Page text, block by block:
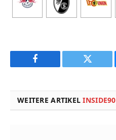
Facebook Twitter
WEITERE ARTIKELINSIDE90